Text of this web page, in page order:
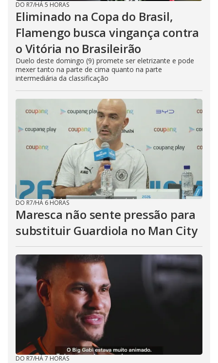
DO R7/HÁ 5 HORAS
Eliminado na Copa do Brasil,
Flamengo busca vingança contra
o Vitória no Brasileirão
Duelo deste domingo (9) promete ser eletrizante e pode
mexer tanto na parte de cima quanto na parte
intermediária da classificação
DO R7/HÁ 6 HORAS
Maresca não sente pressão para
substituir Guardiola no Man City
DO R7/HÁ 7 HORAS